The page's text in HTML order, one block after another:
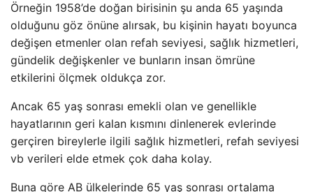
Örneğin 1958’de doğan birisinin şu anda 65 yaşında
olduğunu göz önüne alırsak, bu kişinin hayatı boyunca
değişen etmenler olan refah seviyesi, sağlık hizmetleri,
gündelik değişkenler ve bunların insan ömrüne
etkilerini ölçmek oldukça zor.
Ancak 65 yaş sonrası emekli olan ve genellikle
hayatlarının geri kalan kısmını dinlenerek evlerinde
gerçiren bireylerle ilgili sağlık hizmetleri, refah seviyesi
vb verileri elde etmek çok daha kolay.
Buna göre AB ülkelerinde 65 yaş sonrası ortalama